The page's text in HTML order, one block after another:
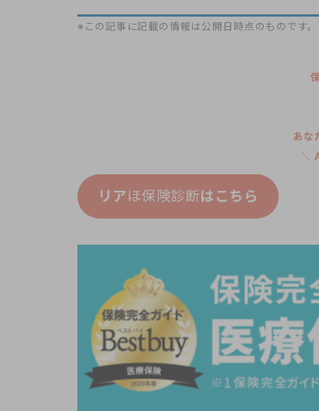
※この記事に記載の情報は公開日時点のものです。
あな
＼
リアほ保険診断はこちら